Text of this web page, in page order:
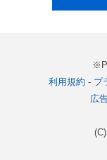
利用規約 - プ
広